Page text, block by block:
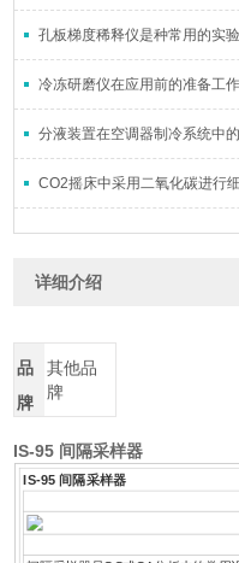
孔板梯度稀释仪是种常用的实
冷冻研磨仪在应用前的准备工
分液装置在空调器制冷系统中
CO2摇床中采用二氧化碳进行
详细介绍
品
牌
其他品
牌
IS-95 间隔采样器
IS-95 间隔采样器